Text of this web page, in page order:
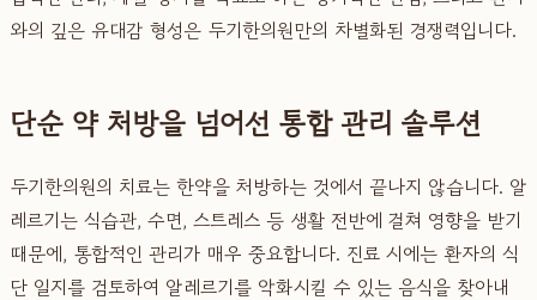
와의 깊은 유대감 형성은 두기한의원만의 차별화된 경쟁력입니다.
단순 약 처방을 넘어선 통합 관리 솔루션
두기한의원의 치료는 한약을 처방하는 것에서 끝나지 않습니다. 알
레르기는 식습관, 수면, 스트레스 등 생활 전반에 걸쳐 영향을 받기
때문에, 통합적인 관리가 매우 중요합니다. 진료 시에는 환자의 식
단 일지를 검토하여 알레르기를 악화시킬 수 있는 음식을 찾아내